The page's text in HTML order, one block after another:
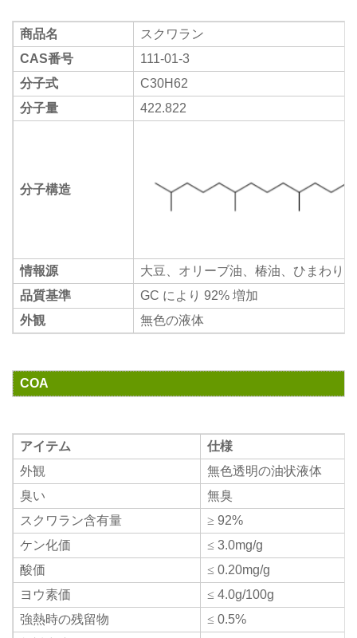
商品名
スクワラン
CAS番号
111-01-3
分子式
C30H62
分子量
422.822
分子構造
情報源
大豆、オリーブ油、椿油、ひまわり
品質基準
GC により 92% 増加
外観
無色の液体
COA
アイテム
仕様
外観
無色透明の油状液体
臭い
無臭
スクワラン含有量
≥ 92%
ケン化価
≤ 3.0mg/g
酸価
≤ 0.20mg/g
ヨウ素価
≤ 4.0g/100g
強熱時の残留物
≤ 0.5%